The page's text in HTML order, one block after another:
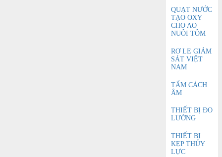
QUẠT NƯỚC
TẠO OXY
CHO AO
NUÔI TÔM
RƠ LE GIÁM
SÁT VIỆT
NAM
TẤM CÁCH
ÂM
THIẾT BỊ ĐO
LƯỜNG
THIẾT BỊ
KẸP THỦY
LỰC